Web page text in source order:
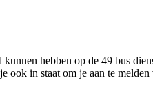
hebben op de 49 bus
ook in staat om je aan te